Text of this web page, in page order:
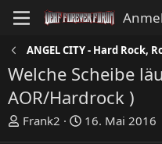
ANGEL CITY - Hard Rock,
Welche Scheibe
AOR/Hardrock )
E
Frank2
E
16. Mai 2016